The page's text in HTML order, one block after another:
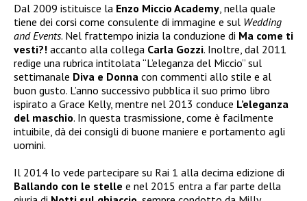
Dal 2009 istituisce la Enzo Miccio Academy , nella quale
tiene dei corsi come consulente di immagine e sul Wedding
and Events. Nel frattempo inizia la conduzione di Ma come ti
vesti?! accanto alla collega Carla Gozzi. Inoltre, dal 2011
redige una rubrica intitolata “L’eleganza del Miccio” sul
settimanale Diva e Donna con commenti allo stile e al
buon gusto. L’anno successivo pubblica il suo primo libro
ispirato a Grace Kelly, mentre nel 2013 conduce L’eleganza
del maschio. In questa trasmissione, come è facilmente
intuibile, dà dei consigli di buone maniere e portamento agli
uomini.
Il 2014 lo vede partecipare su Rai 1 alla decima edizione di
Ballando con le stelle e nel 2015 entra a far parte della